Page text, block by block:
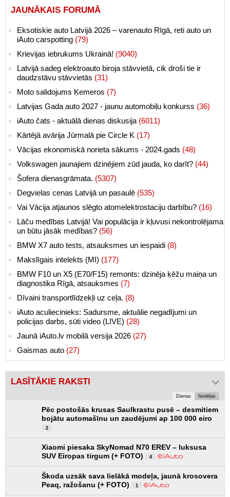
JAUNĀKAIS FORUMĀ
Eksotiskie auto Latvijā 2026 – varenauto Rīgā, reti auto un
iAuto carspotting (79)
Krievijas iebrukums Ukrainā! (9040)
Latvijā sadeg elektroauto biroja stāvvietā, cik droši tie ir
daudzstāvu stāvvietās (31)
Moto salidojums Ķemeros (7)
Latvijas Gada auto 2027 - jaunu automobiļu konkurss (36)
iAuto čats - aktuālā dienas diskusija (6011)
Kārtējā avārija Jūrmalā pie Circle K (17)
Vācijas ekonomiskā norieta sākums - 2024.gads (48)
Volkswagen jaunajiem dzinējiem zūd jauda, ko darīt? (44)
Šofera dienasgrāmata. (5307)
Degvielas cenas Latvijā un pasaulē (535)
Vai Vācija atjaunos slēgto atomelektrostaciju darbību? (16)
Lāču medības Latvijā! Vai populācija ir kļuvusi nekontrolējama
un būtu jāsāk medības? (56)
BMW X7 auto tests, atsauksmes un iespaidi (8)
Makslīgais intelekts (MI) (177)
BMW F10 un X5 (E70/F15) remonts: dzinēja ķēžu maiņa un
diagnostika Rīgā, atsauksmes (7)
Dīvaini transportlīdzekļi uz ceļa. (8)
iAuto aculiecinieks: Sadursme, aktuālie negadījumi un
policijas darbs, sūti video (LIVE) (28)
Jaunā iAuto.lv mobilā versija 2026 (27)
Gaismas auto (27)
LASĪTĀKIE RAKSTI
Dienas Nedēļas
Pēc postošās krusas Saulkrastu pusē – desmitiem
bojātu automašīnu un zaudējumi ap 100 000 eiro
2
Xiaomi piesaka SkyNomad N70 EREV – luksusa
SUV Eiropas tirgum (+ FOTO)
4
Škoda uzsāk sava lielākā modeļa, jaunā krosovera
Peaq, ražošanu (+ FOTO)
1